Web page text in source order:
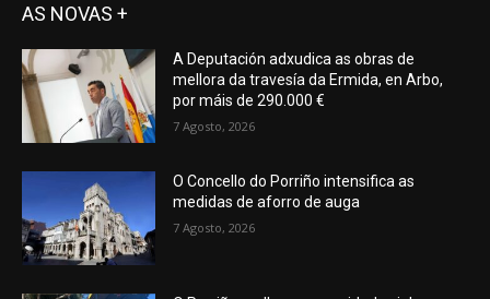
AS NOVAS +
A Deputación adxudica as obras de
mellora da travesía da Ermida, en Arbo,
por máis de 290.000 €
7 Agosto, 2026
O Concello do Porriño intensifica as
medidas de aforro de auga
7 Agosto, 2026